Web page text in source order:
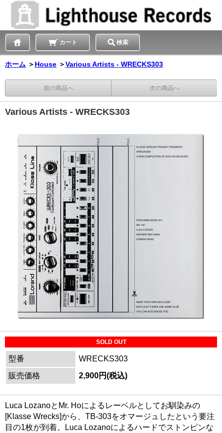
カート 検索
ホーム ＞ House ＞Various Artists - WRECKS303
前の商品へ 次の商品へ
Various Artists - WRECKS303
SOLD OUT
型番
WRECKS303
販売価格
2,900円(税込)
Luca LozanoとMr. Hoによるレーベルとしてお馴染みの
[Klasse Wrecks]から、TB-303をオマージュしたという要注
目の1枚が到着。Luca Lozanoによるハードでストンピンな